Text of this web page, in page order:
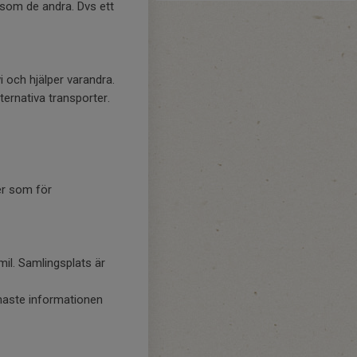
de andra. Dvs ett
hjälper varandra.
transporter.
som för
Samlingsplats är
informationen